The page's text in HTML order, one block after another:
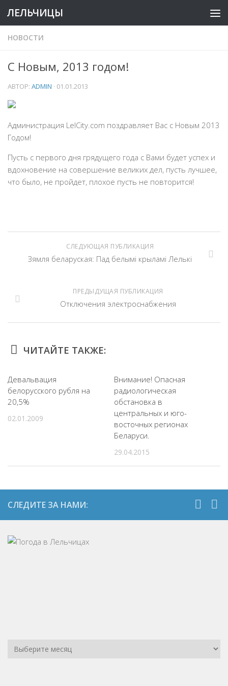
ЛЕЛЬЧИЦЫ
НОВОСТИ
С Новым, 2013 годом!
АВТОР: ADMIN · 01.01.2013
Администрация LelCity.com поздравляет Вас с Новым 2013
Годом!
Пусть с первого дня грядущего года с Вами будет успех и
вдохновение на совершение великих дел, пусть лучшее,
что было, не пройдет, плохое пусть не повторится!
СЛЕДУЮЩАЯ ПУБЛИКАЦИЯ
Зямля беларуская: Пад белымі крыламі Лелькі
ПРЕДЫДУЩАЯ ПУБЛИКАЦИЯ
Отключения электроснабжения
ЧИТАЙТЕ ТАКЖЕ:
Девальвация
белорусского рубля на
20,5%
02.01.2009
Внимание! Опасная
радиологическая
обстановка в
центральных и юго-
восточных регионах
Беларуси.
29.04.2015
СЛЕДИТЕ ЗА НАМИ: